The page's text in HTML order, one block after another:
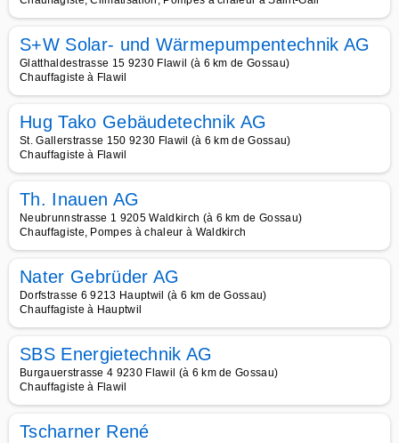
S+W Solar- und Wärmepumpentechnik AG
Glatthaldestrasse 15 9230 Flawil (à 6 km de Gossau)
Chauffagiste à Flawil
Hug Tako Gebäudetechnik AG
St. Gallerstrasse 150 9230 Flawil (à 6 km de Gossau)
Chauffagiste à Flawil
Th. Inauen AG
Neubrunnstrasse 1 9205 Waldkirch (à 6 km de Gossau)
Chauffagiste, Pompes à chaleur à Waldkirch
Nater Gebrüder AG
Dorfstrasse 6 9213 Hauptwil (à 6 km de Gossau)
Chauffagiste à Hauptwil
SBS Energietechnik AG
Burgauerstrasse 4 9230 Flawil (à 6 km de Gossau)
Chauffagiste à Flawil
Tscharner René